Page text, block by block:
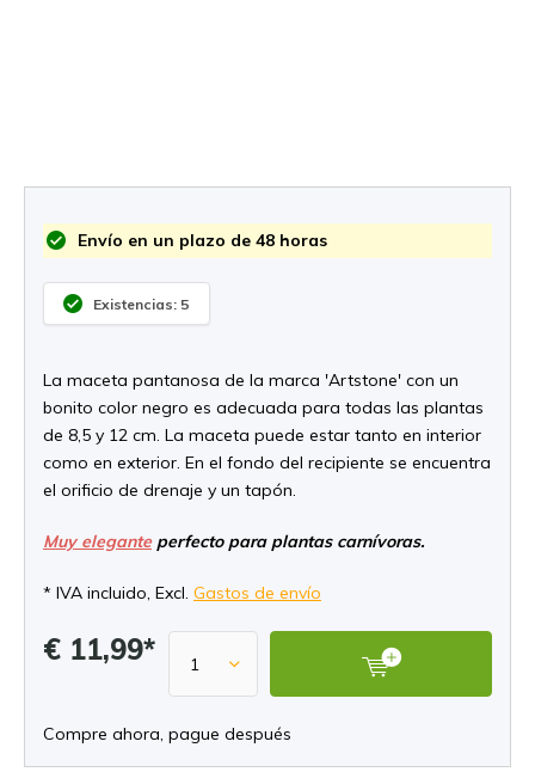
Envío en un plazo de 48 horas
Existencias: 5
La maceta pantanosa de la marca 'Artstone' con un
bonito color negro es adecuada para todas las plantas
de 8,5 y 12 cm. La maceta puede estar tanto en interior
como en exterior. En el fondo del recipiente se encuentra
el orificio de drenaje y un tapón.
Muy eleganteperfecto para plantas carnívoras.
* IVA incluido, Excl. Gastos de envío
€ 11,99*
Compre ahora, pague después